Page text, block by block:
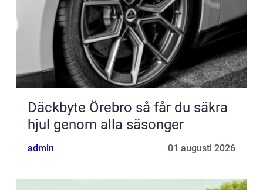
Däckbyte Örebro så får du säkra
hjul genom alla säsonger
admin 01 augusti 2026